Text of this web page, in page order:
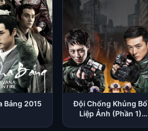
Bảng 2015
Đội Chống Khủng Bố
Liệp Ảnh (Phần 1)